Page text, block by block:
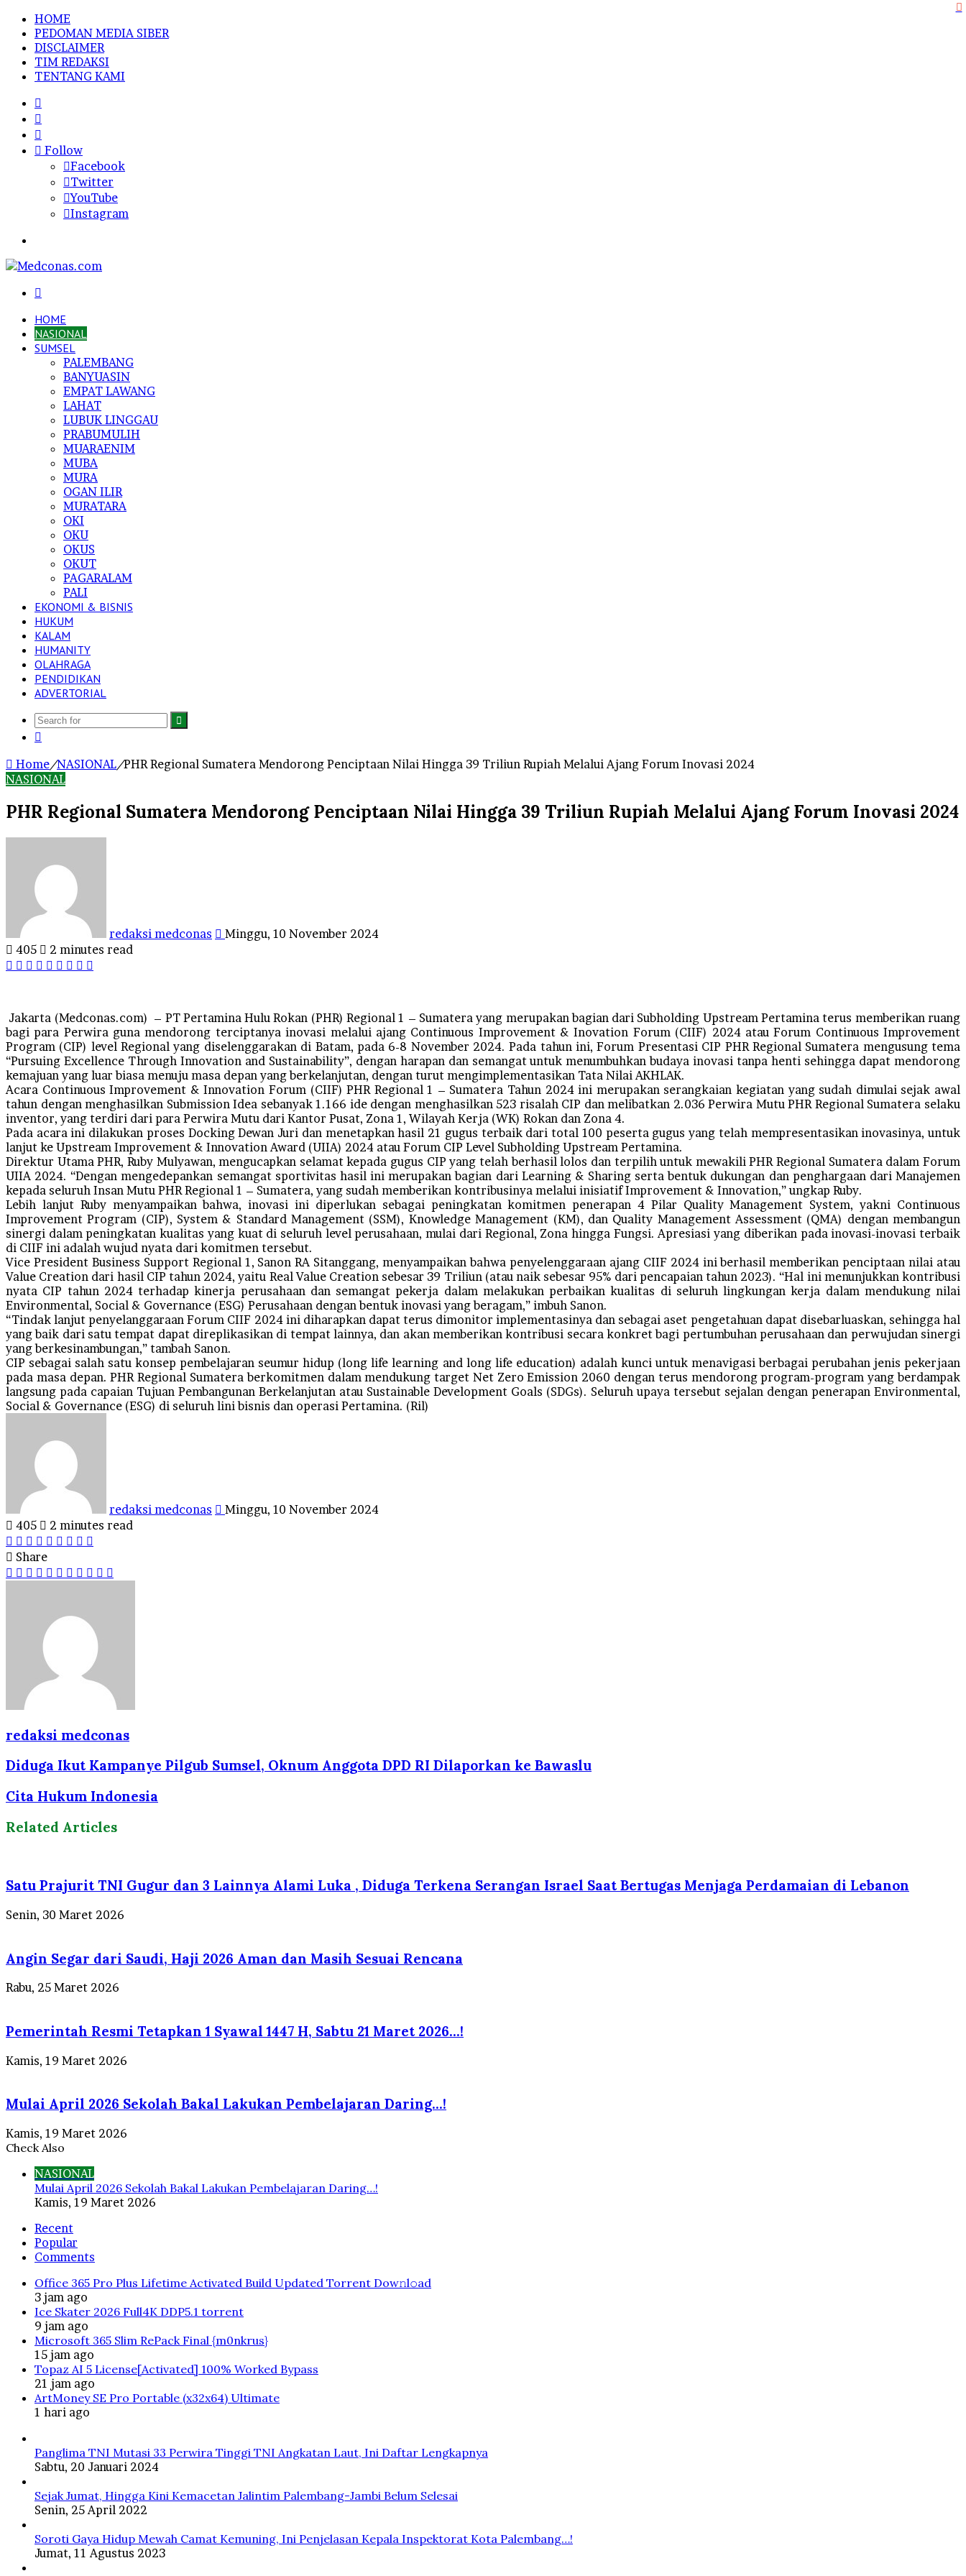
HOME
PEDOMAN MEDIA SIBER
DISCLAIMER
TIM REDAKSI
TENTANG KAMI
In
Follow
Facebook
Twitter
YouTube
Instagram
HOME
NASIONAL
SUMSEL
PALEMBANG
BANYUASIN
EMPAT LAWANG
LAHAT
LUBUK LINGGAU
PRABUMULIH
MUARAENIM
MUBA
MURA
OGAN ILIR
MURATARA
OKI
OKU
OKUS
OKUT
PAGARALAM
PALI
EKONOMI & BISNIS
HUKUM
KALAM
HUMANITY
OLAHRAGA
PENDIDIKAN
ADVERTORIAL
Search
Home/NASIONAL/PHR Regional Sumatera Mendorong Penciptaan Nilai Hingga 39 Triliun Rupiah Melalui Ajang Forum Inovasi 2024
NASIONAL
PHR Regional Sumatera Mendorong Penciptaan Nilai Hingga 39 Triliun Rupiah Melalui Ajang Forum Inovasi 2024
redaksi medconas
Minggu, 10 November 2024
405
2 minutes read
Facebook
Twitter
LinkedIn
Tumblr
Pinterest
Reddit
VKontakte
Odnoklassniki
Jakarta (Medconas.com) – PT Pertamina Hulu Rokan (PHR) Regional 1 – Sumatera yang merupakan bagian dari Subholding Upstream Pertamina terus memberikan ruang
bagi para Perwira guna mendorong terciptanya inovasi melalui ajang Continuous Improvement & Inovation Forum (CIIF) 2024 atau Forum Continuous Improvement
Program (CIP) level Regional yang diselenggarakan di Batam, pada 6-8 November 2024. Pada tahun ini, Forum Presentasi CIP PHR Regional Sumatera mengusung tema
“Pursuing Excellence Through Innovation and Sustainability”, dengan harapan dan semangat untuk menumbuhkan budaya inovasi tanpa henti sehingga dapat mendorong
kemajuan yang luar biasa menuju masa depan yang berkelanjutan, dengan turut mengimplementasikan Tata Nilai AKHLAK.
Acara Continuous Improvement & Innovation Forum (CIIF) PHR Regional 1 – Sumatera Tahun 2024 ini merupakan serangkaian kegiatan yang sudah dimulai sejak awal
tahun dengan menghasilkan Submission Idea sebanyak 1.166 ide dengan menghasilkan 523 risalah CIP dan melibatkan 2.036 Perwira Mutu PHR Regional Sumatera selaku
inventor, yang terdiri dari para Perwira Mutu dari Kantor Pusat, Zona 1, Wilayah Kerja (WK) Rokan dan Zona 4.
Pada acara ini dilakukan proses Docking Dewan Juri dan menetapkan hasil 21 gugus terbaik dari total 100 peserta gugus yang telah mempresentasikan inovasinya, untuk
lanjut ke Upstream Improvement & Innovation Award (UIIA) 2024 atau Forum CIP Level Subholding Upstream Pertamina.
Direktur Utama PHR, Ruby Mulyawan, mengucapkan selamat kepada gugus CIP yang telah berhasil lolos dan terpilih untuk mewakili PHR Regional Sumatera dalam Forum
UIIA 2024. “Dengan mengedepankan semangat sportivitas hasil ini merupakan bagian dari Learning & Sharing serta bentuk dukungan dan penghargaan dari Manajemen
kepada seluruh Insan Mutu PHR Regional 1 – Sumatera, yang sudah memberikan kontribusinya melalui inisiatif Improvement & Innovation,” ungkap Ruby.
Lebih lanjut Ruby menyampaikan bahwa, inovasi ini diperlukan sebagai peningkatan komitmen penerapan 4 Pilar Quality Management System, yakni Continuous
Improvement Program (CIP), System & Standard Management (SSM), Knowledge Management (KM), dan Quality Management Assessment (QMA) dengan membangun
sinergi dalam peningkatan kualitas yang kuat di seluruh level perusahaan, mulai dari Regional, Zona hingga Fungsi. Apresiasi yang diberikan pada inovasi-inovasi terbaik
di CIIF ini adalah wujud nyata dari komitmen tersebut.
Vice President Business Support Regional 1, Sanon RA Sitanggang, menyampaikan bahwa penyelenggaraan ajang CIIF 2024 ini berhasil memberikan penciptaan nilai atau
Value Creation dari hasil CIP tahun 2024, yaitu Real Value Creation sebesar 39 Triliun (atau naik sebesar 95% dari pencapaian tahun 2023). “Hal ini menunjukkan kontribusi
nyata CIP tahun 2024 terhadap kinerja perusahaan dan semangat pekerja dalam melakukan perbaikan kualitas di seluruh lingkungan kerja dalam mendukung nilai
Environmental, Social & Governance (ESG) Perusahaan dengan bentuk inovasi yang beragam,” imbuh Sanon.
“Tindak lanjut penyelanggaraan Forum CIIF 2024 ini diharapkan dapat terus dimonitor implementasinya dan sebagai aset pengetahuan dapat disebarluaskan, sehingga hal
yang baik dari satu tempat dapat direplikasikan di tempat lainnya, dan akan memberikan kontribusi secara konkret bagi pertumbuhan perusahaan dan perwujudan sinergi
yang berkesinambungan,” tambah Sanon.
CIP sebagai salah satu konsep pembelajaran seumur hidup (long life learning and long life education) adalah kunci untuk menavigasi berbagai perubahan jenis pekerjaan
pada masa depan. PHR Regional Sumatera berkomitmen dalam mendukung target Net Zero Emission 2060 dengan terus mendorong program-program yang berdampak
langsung pada capaian Tujuan Pembangunan Berkelanjutan atau Sustainable Development Goals (SDGs). Seluruh upaya tersebut sejalan dengan penerapan Environmental,
Social & Governance (ESG) di seluruh lini bisnis dan operasi Pertamina. (Ril)
redaksi medconas
Minggu, 10 November 2024
405
2 minutes read
Facebook
Twitter
LinkedIn
Tumblr
Pinterest
Reddit
VKontakte
Odnoklassniki
Share
Facebook
Twitter
LinkedIn
Tumblr
Pinterest
Reddit
VKontakte
Odnoklassniki
Pocket
Share
via
redaksi medconas
Diduga Ikut Kampanye Pilgub Sumsel, Oknum Anggota DPD RI Dilaporkan ke Bawaslu
Cita Hukum Indonesia
Related Articles
Satu Prajurit TNI Gugur dan 3 Lainnya Alami Luka , Diduga Terkena Serangan Israel Saat Bertugas Menjaga Perdamaian di Lebanon
Senin, 30 Maret 2026
Angin Segar dari Saudi, Haji 2026 Aman dan Masih Sesuai Rencana
Rabu, 25 Maret 2026
Pemerintah Resmi Tetapkan 1 Syawal 1447 H, Sabtu 21 Maret 2026…!
Kamis, 19 Maret 2026
Mulai April 2026 Sekolah Bakal Lakukan Pembelajaran Daring…!
Kamis, 19 Maret 2026
Check Also
NASIONAL
Mulai April 2026 Sekolah Bakal Lakukan Pembelajaran Daring…!
Kamis, 19 Maret 2026
Recent
Popular
Comments
Office 365 Pro Plus Lifetime Activated Build Updated Torrent Dow𝚗l𝚘аd
3 jam ago
Ice Skater 2026 Full4K DDP5.1 torrent
9 jam ago
Microsoft 365 Slim RePack Final {m0nkrus}
15 jam ago
Topaz AI 5 License[Activated] 100% Worked Bypass
21 jam ago
ArtMoney SE Pro Portable (x32x64) Ultimate
1 hari ago
Panglima TNI Mutasi 33 Perwira Tinggi TNI Angkatan Laut, Ini Daftar Lengkapnya
Sabtu, 20 Januari 2024
Sejak Jumat, Hingga Kini Kemacetan Jalintim Palembang-Jambi Belum Selesai
Senin, 25 April 2022
Soroti Gaya Hidup Mewah Camat Kemuning, Ini Penjelasan Kepala Inspektorat Kota Palembang…!
Jumat, 11 Agustus 2023